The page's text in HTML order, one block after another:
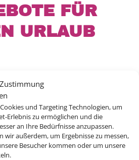
und Targeting Technologien, um
Erlebnis zu ermöglichen und die
an Ihre Bedürfnisse anzupassen.
wir außerdem, um Ergebnisse zu messen,
Besucher kommen oder um unsere
FÜR
URLAUB
gehen soll – wir haben
perfekten Flug für Sie!
von unserem Linienflug-